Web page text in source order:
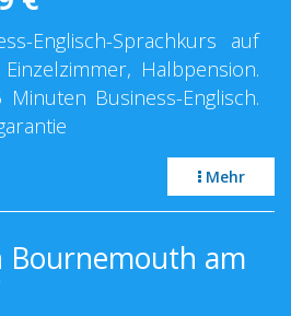
Englisch-Sprachkurs auf
Halbpension.
Business-Englisch.
Mehr
Bournemouth am